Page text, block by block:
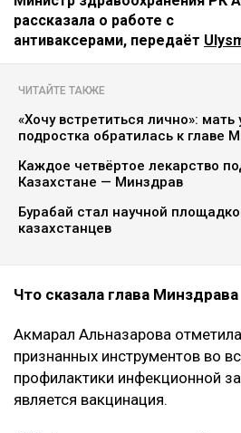
рассказала о работе с
антиваксерами, передаёт
ЧИТАЙТЕ ТАКЖЕ
«Хочу встретиться лично»:
подростка обратилась к главе
Каждое четвёртое лекарство
Казахстане — Минздрав
Бурабай стал научной
казахстанцев
Что сказала глава Минздрава
Акмарал Альназарова
признанных инструментов во
профилактики инфекционной
является вакцинация.